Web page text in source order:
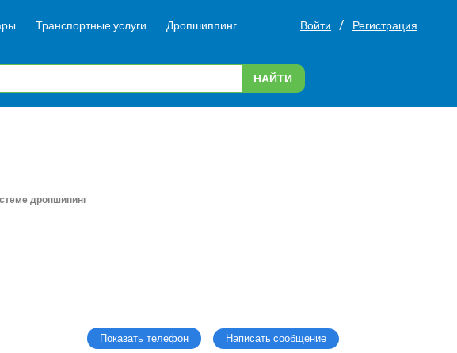
Транспортные услуги Дропшиппинг Войти / Регистрация
НАЙТИ
дропшипинг
Показать телефон Написать сообщение